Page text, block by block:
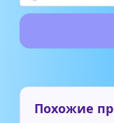
Похожие